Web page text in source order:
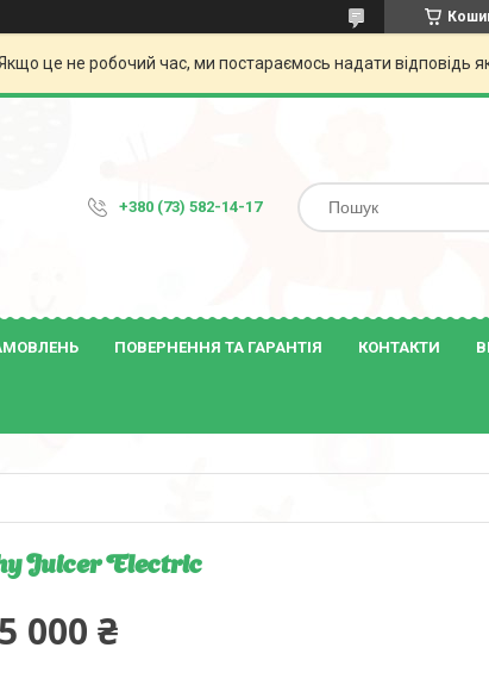
це не робочий час, ми постараємось надати відповідь
+380 (73) 582-14-17
ПОВЕРНЕННЯ ТА ГАРАНТІЯ КОНТАКТИ
Juicer Electric
000 ₴